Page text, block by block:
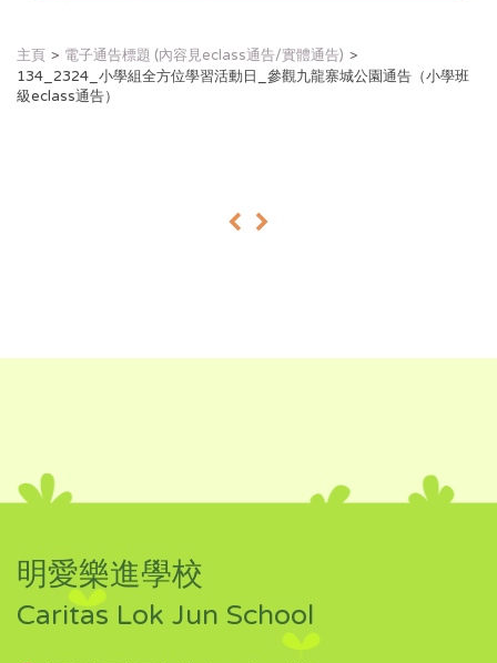
主頁
電子通告標題 (內容見eclass通告/實體通告)
134_2324_小學組全方位學習活動日_參觀九龍寨城公園通告（小學班
級eclass通告）
« »
明愛樂進學校
Caritas Lok Jun School